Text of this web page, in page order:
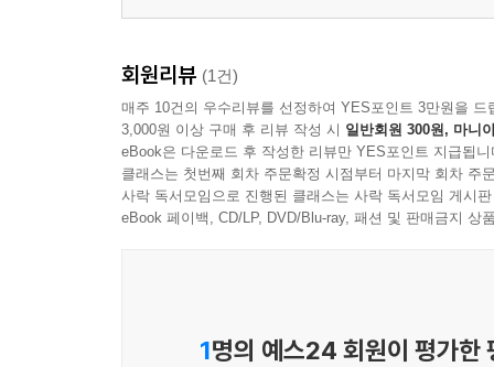
부록
제1장 위임규정과 각종 위원회
제2장 범죄학 관계법령과 관련된 숫자 정리
회원리뷰 (1건)
매주 10건의 우수리뷰를 선정하여 YES포인트 3만원을 드
3,000원 이상 구매 후 리뷰 작성 시 일반회원 300원, 마니
eBook은 다운로드 후 작성한 리뷰만 YES포인트 지급됩니
클래스는 첫번째 회차 주문확정 시점부터 마지막 회차 주
사락 독서모임으로 진행된 클래스는 사락 독서모임 게시
eBook 페이백, CD/LP, DVD/Blu-ray, 패션 및 판매금지 상
1명의 예스24 회원이 평가한